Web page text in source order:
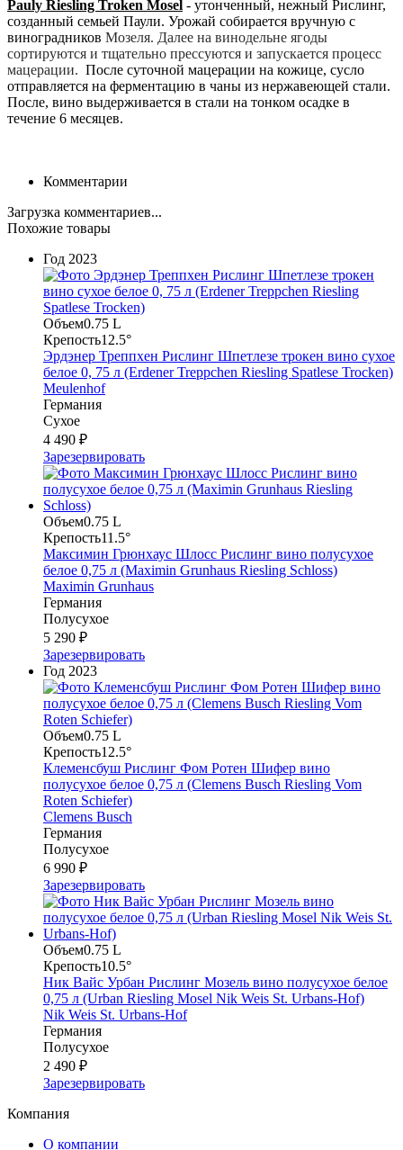
Pauly Riesling Troken Mosel - утонченный, нежный Рислинг,
созданный семьей Паули. Урожай собирается вручную с
виноградников Мозеля. Далее на винодельне ягоды
сортируются и тщательно прессуются и запускается процесс
мацерации. После суточной мацерации на кожице, сусло
отправляется на ферментацию в чаны из нержавеющей стали.
После, вино выдерживается в стали на тонком осадке в
течение 6 месяцев.
Комментарии
Загрузка комментариев...
Похожие товары
Год 2023
Объем0.75 L
Крепость12.5°
Эрдэнер Треппхен Рислинг Шпетлезе трокен вино сухое
белое 0, 75 л (Erdener Treppchen Riesling Spatlese Trocken)
Meulenhof
Германия
Сухое
4 490 ₽
Зарезервировать
Объем0.75 L
Крепость11.5°
Максимин Грюнхаус Шлосс Рислинг вино полусухое
белое 0,75 л (Maximin Grunhaus Riesling Schloss)
Maximin Grunhaus
Германия
Полусухое
5 290 ₽
Зарезервировать
Год 2023
Объем0.75 L
Крепость12.5°
Клеменсбуш Рислинг Фом Ротен Шифер вино
полусухое белое 0,75 л (Clemens Busch Riesling Vom
Roten Schiefer)
Clemens Busch
Германия
Полусухое
6 990 ₽
Зарезервировать
Объем0.75 L
Крепость10.5°
Ник Вайс Урбан Рислинг Мозель вино полусухое белое
0,75 л (Urban Riesling Mosel Nik Weis St. Urbans-Hof)
Nik Weis St. Urbans-Hof
Германия
Полусухое
2 490 ₽
Зарезервировать
Компания
О компании